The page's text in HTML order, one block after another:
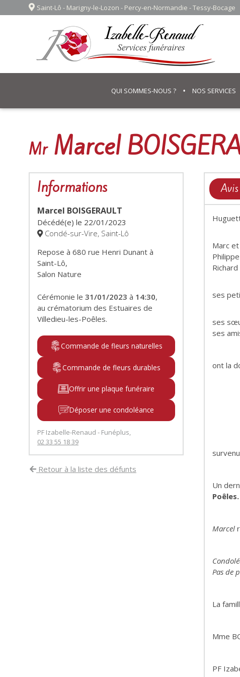
Saint-Lô - Marigny-le-Lozon - Percy-en-Normandie - Tessy-Bocage
QUI SOMMES-NOUS ? NOS SERVICES
MrMarcel
Informations
Marcel BOISGERAULT
Décédé(e) le 22/01/2023
Condé-sur-Vire, Saint-Lô
Repose à 680 rue Henri Dunant à
Saint-Lô,
Salon Nature
Cérémonie le 31/01/2023 à 14:30,
au crématorium des Estuaires de
Villedieu-les-Poêles.
Commande de fleurs naturelles
Commande de fleurs durables
Offrir une plaque funéraire
Déposer une condoléance
PF Izabelle-Renaud - Funéplus,
02 33 55 18 39
Retour à la liste des défunts
Hu
Marc
Richard
ses
ses
ses
ont la
Un
Poêles.
Marcel
Pas de
La
Mme
PF